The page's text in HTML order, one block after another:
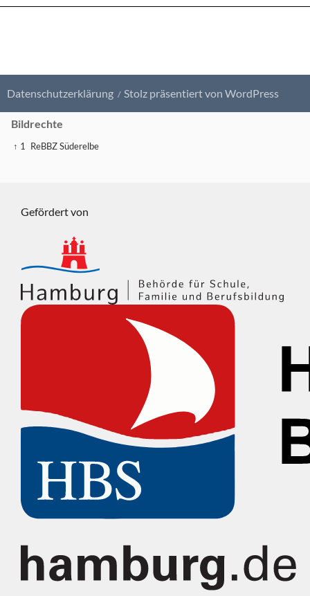
Datenschutzerklärung Stolz präsentiert von WordPress
Bildrechte
↑ 1 ReBBZ Süderelbe
Gefördert von